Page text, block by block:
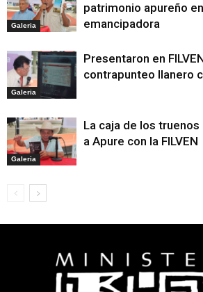
Galeria
patrimonio apureño
emancipadora
Galeria
Presentaron en
contrapunteo llanero
Galeria
La caja de los
a Apure con la FILVEN